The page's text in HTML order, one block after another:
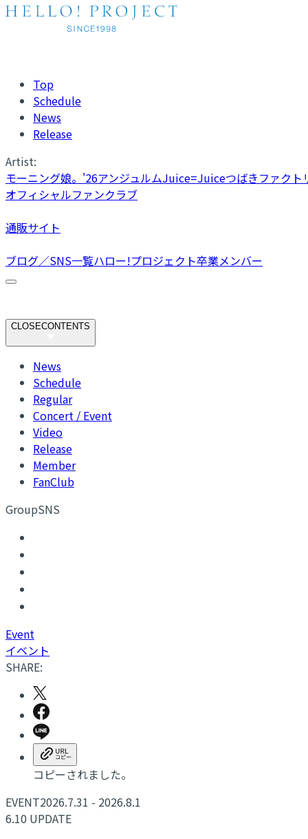
Top
Schedule
News
Release
Artist:
モーニング娘。'26アンジュルムJuice=Juiceつばきファクト
オフィシャルファンクラブ
通販サイト
ブログ／SNS一覧ハロー!プロジェクト卒業メンバー
CLOSECONTENTS
News
Schedule
Regular
Concert / Event
Video
Release
Member
FanClub
GroupSNS
Event
イベント
SHARE:
コピーされました。
EVENT2026.7.31 - 2026.8.1
6.10 UPDATE